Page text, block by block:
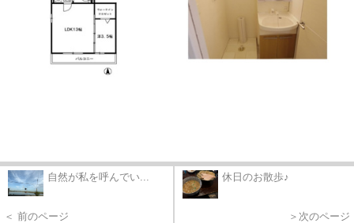
自然が私を呼んでい...
＜ 前のページ
休日のお散歩♪
＞次のページ